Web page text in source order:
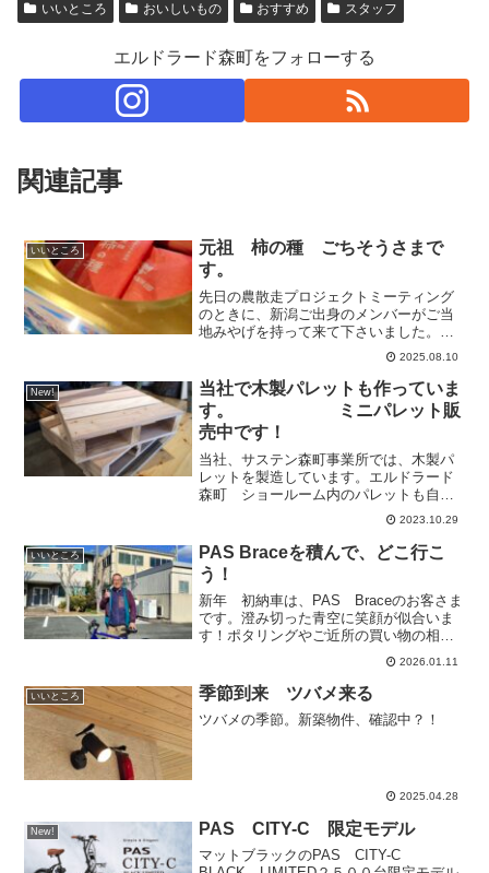
いいところ おいしいもの おすすめ スタッフ
エルドラード森町をフォローする
関連記事
いいところ
元祖 柿の種 ごちそうさまで
す。
先日の農散走プロジェクトミーティング
のときに、新潟ご出身のメンバーがご当
地みやげを持って来て下さいました。元
祖 柿の種ピーナッツの入っていない、
元祖の柿の種。さっぱりして軽い口当た
りで、おいしい！越後 長岡浪花屋製菓
株式会社 だそうです。し...
2025.08.10
New!
当社で木製パレットも作っていま
す。 ミニパレット販
売中です！
当社、サステン森町事業所では、木製パ
レットを製造しています。エルドラード
森町 ショールーム内のパレットも自社
製品です。仕上げ方法も、大きさもいく
つか種類があります。その中で、木の表
面をなめらかにプレナー加工したミニパ
レットを展示販売中です。...
2023.10.29
いいところ
PAS Braceを積んで、どこ行こ
う！
新年 初納車は、PAS Braceのお客さま
です。澄み切った青空に笑顔が似合いま
す！ポタリングやご近所の買い物の相棒
にとBraceを選ばれました。普段は、トラ
イアルオートバイを積んでいる車にすっ
ぽりと乗せて帰って行かれました。高校
生の頃に歩...
2026.01.11
いいところ 季節到来 ツバメ来る
ツバメの季節。新築物件、確認中？！
2025.04.28
New! PAS CITY-C 限定モデル
マットブラックのPAS CITY-C